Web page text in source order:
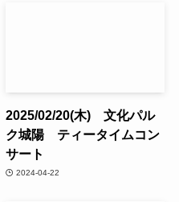
2025/02/20(木) 文化パル
ク城陽 ティータイムコン
サート
2024-04-22